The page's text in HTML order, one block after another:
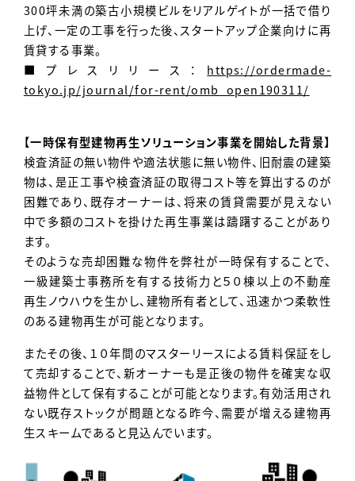
300坪未満の築古小規模ビルをリアルゲイトが一括で借り
上げ、一定の工事を行った後、スタートアップ企業向けに再
賃貸する事業。
■プレスリリース： https://ordermade-
tokyo.jp/journal/for-rent/omb_open190311/
【一時保有型建物再生ソリューション事業を開始した背景】
検査済証の無い物件や適法状態に無い物件、旧耐震の建築
物は、是正工事や検査済証の取得コスト等を算出するのが
困難であり、既存オーナーは、将来の賃貸需要が見えない
中で多額のコストを掛けた再生事業は躊躇することがあり
ます。
そのような売却困難な物件を弊社が一時保有することで、
一級建築士事務所を有する技術力と５０棟以上の不動産
再生ノウハウを生かし、建物所有者として、迅速かつ柔軟性
のある建物再生が可能となります。
またその後、１０年間のマスターリースによる賃料保証をし
て売却することで、新オーナーも是正後の物件を確実な収
益物件として保有することが可能となります。有効活用され
ない既存ストックが問題となる昨今、需要が増える建物再
生スキームであると見込んでいます。